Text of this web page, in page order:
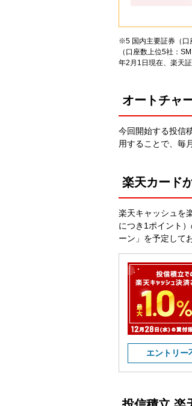
※5 国内主要証券（口
（口座数上位5社：
年2月1日現在、楽天証
オートチャ
今回開始する投信
用することで、毎
楽天カード
楽天キャッシュを
につき1ポイント
ーン」を予定して
エントリー